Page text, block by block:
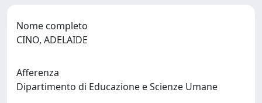
Nome completo
CINO, ADELAIDE
Afferenza
Dipartimento di Educazione e Scienze Umane